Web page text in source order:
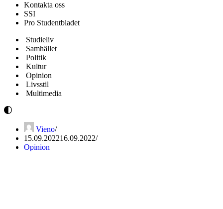
Kontakta oss
SSI
Pro Studentbladet
Studieliv
Samhället
Politik
Kultur
Opinion
Livsstil
Multimedia
Vieno
15.09.202216.09.2022
Opinion